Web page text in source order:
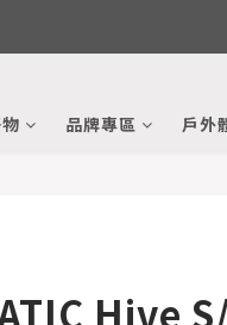
品牌專區 戶外
Hive